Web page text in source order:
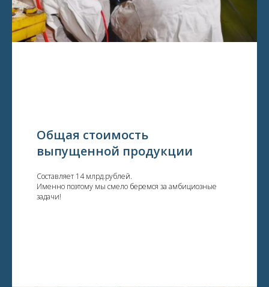
Общая стоимость
выпущенной продукции
Составляет 14 млрд.рублей.
Именно поэтому мы смело беремся за амбициозные
задачи!